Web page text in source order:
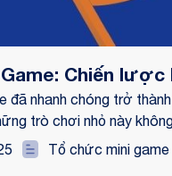
Chiến
đã nhanh chóng trở
trò chơi nhỏ này
hiệu và khách hàng. Khi
tạo ra mối liên kết cảm
Tổ chức mini game